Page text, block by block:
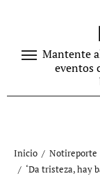
contenidoMantente
eventos
Inicio
Notireporte
‘Da tristeza, hay